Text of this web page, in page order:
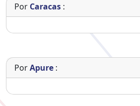
Por Caracas :
PorApure :